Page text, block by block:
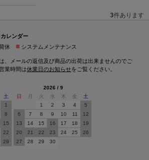
3件あります
レンダー
休 ■ システムメンテナンス
、メールの返信及び商品の出荷は出来ませんのでご
業時間は休業日のお知らせをご覧ください。
土
1
8
15
22
29
2026 / 9
日
月 火 水 木 金
土
1
2 3 4
5
6
7 8 9 10 11
12
13
14 15 16 17 18
19
20
21 22 23 24 25
26
27
28 29 30